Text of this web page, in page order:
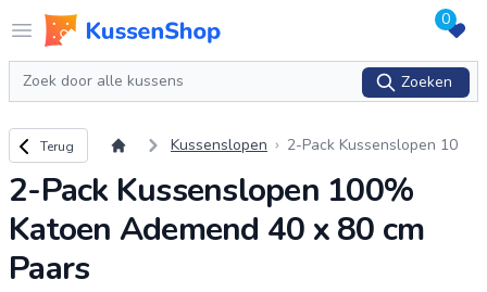
Open menu
Logo www.kussenshop.nl 0
Zoeken
Zoeken
Terug naar overzicht
Terug Kussenslopen
2-Pack Kussenslopen 10
80 cm Paars
2-Pack Kussenslopen 100%
Katoen Ademend 40 x 80 cm
Paars